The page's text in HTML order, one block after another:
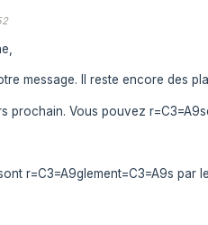
message. Il reste encore des
prochain. Vous pouvez
r=C3=A9glement=C3=A9s par